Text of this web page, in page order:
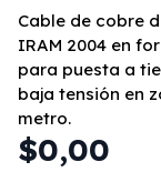
Cable de cobre
IRAM 2004 en
para puesta a
baja tensión en
metro.
$0,00